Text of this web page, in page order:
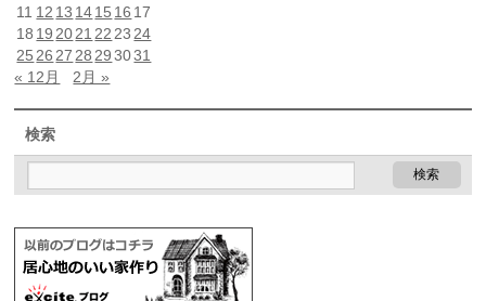
11 12 13 1415 16 17
18 19 2021 22 23 24
25 26 27 28 29 3031
« 12月
2月 »
検索